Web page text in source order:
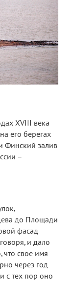
XVIII века
его берегах
Финский залив
–
до Площади
фасад
и дало
свое имя
через год
с тех пор оно